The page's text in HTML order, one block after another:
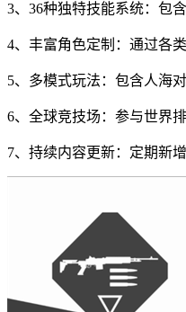
3、36种独特技能系统：包
4、丰富角色定制：通过各
5、多模式玩法：包含人海
6、全球竞技场：参与世界
7、持续内容更新：定期新